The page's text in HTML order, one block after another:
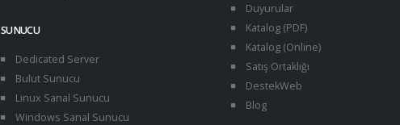
SUNUCU
Dedicated Server
Bulut Sunucu
Linux Sanal Sunucu
Windows Sanal Sunucu
Duyurular
Katalog (PDF)
Katalog (Online)
Satış Ortaklığı
DestekWeb
Blog